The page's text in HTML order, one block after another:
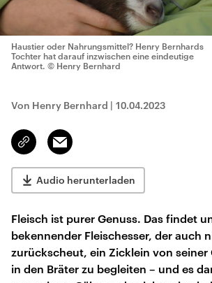
Haustier oder Nahrungsmittel? Henry Bernhards
Tochter hat darauf inzwischen eine eindeutige
Antwort. © Henry Bernhard
Von Henry Bernhard | 10.04.2023
Link
kopieren/teilen
Email
Audio herunterladen
Fleisch ist purer Genuss. Das findet
bekennender Fleischesser, der auch
zurückscheut, ein Zicklein von seiner
in den Bräter zu begleiten – und es